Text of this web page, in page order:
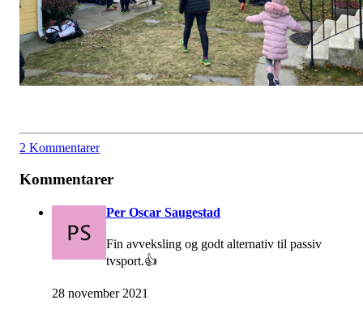
2 Kommentarer
Kommentarer
Per Oscar Saugestad
Fin avveksling og godt alternativ til passiv
tvsport.👍
28 november 2021